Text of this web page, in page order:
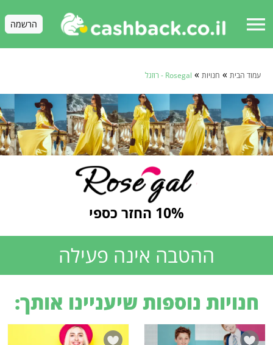
menu הרשמה
עמוד הבית » חנויות » Rosegal - רוזגל
10% החזר כספי
ההטבה אינה פעילה
חנויות נוספות שיעניינו אותך: